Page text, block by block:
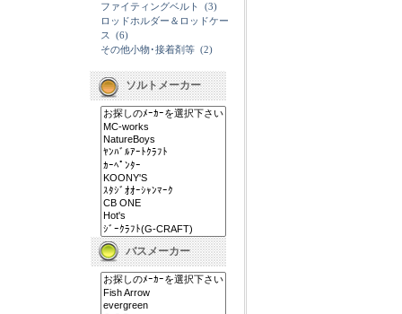
ファイティングベルト
(3)
ロッドホルダー＆ロッドケー
ス
(6)
その他小物･接着剤等 (2)
ソルトメーカー
バスメーカー